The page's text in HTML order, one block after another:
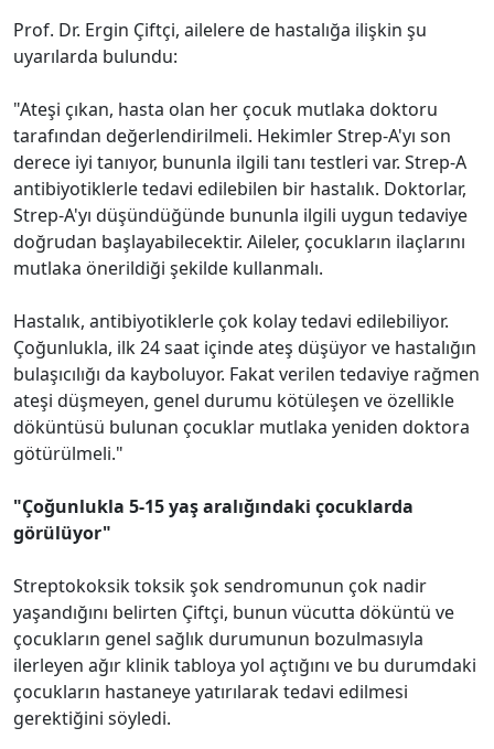
Prof. Dr. Ergin Çiftçi, ailelere de hastalığa ilişkin şu
uyarılarda bulundu:
"Ateşi çıkan, hasta olan her çocuk mutlaka doktoru
tarafından değerlendirilmeli. Hekimler Strep-A'yı son
derece iyi tanıyor, bununla ilgili tanı testleri var. Strep-A
antibiyotiklerle tedavi edilebilen bir hastalık. Doktorlar,
Strep-A'yı düşündüğünde bununla ilgili uygun tedaviye
doğrudan başlayabilecektir. Aileler, çocukların ilaçlarını
mutlaka önerildiği şekilde kullanmalı.
Hastalık, antibiyotiklerle çok kolay tedavi edilebiliyor.
Çoğunlukla, ilk 24 saat içinde ateş düşüyor ve hastalığın
bulaşıcılığı da kayboluyor. Fakat verilen tedaviye rağmen
ateşi düşmeyen, genel durumu kötüleşen ve özellikle
döküntüsü bulunan çocuklar mutlaka yeniden doktora
götürülmeli."
"Çoğunlukla 5-15 yaş aralığındaki çocuklarda
görülüyor"
Streptokoksik toksik şok sendromunun çok nadir
yaşandığını belirten Çiftçi, bunun vücutta döküntü ve
çocukların genel sağlık durumunun bozulmasıyla
ilerleyen ağır klinik tabloya yol açtığını ve bu durumdaki
çocukların hastaneye yatırılarak tedavi edilmesi
gerektiğini söyledi.